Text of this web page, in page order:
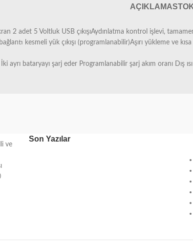
AÇIKLAMA
2 adet 5 Voltluk USB çıkışıAydınlatma kontrol işlevi,
kesmeli yük çıkışı (programlanabilir)Aşırı yükleme ve
ayrı bataryayı şarj eder Programlanabilir şarj akım oranı Dış
ve
Son Yazılar